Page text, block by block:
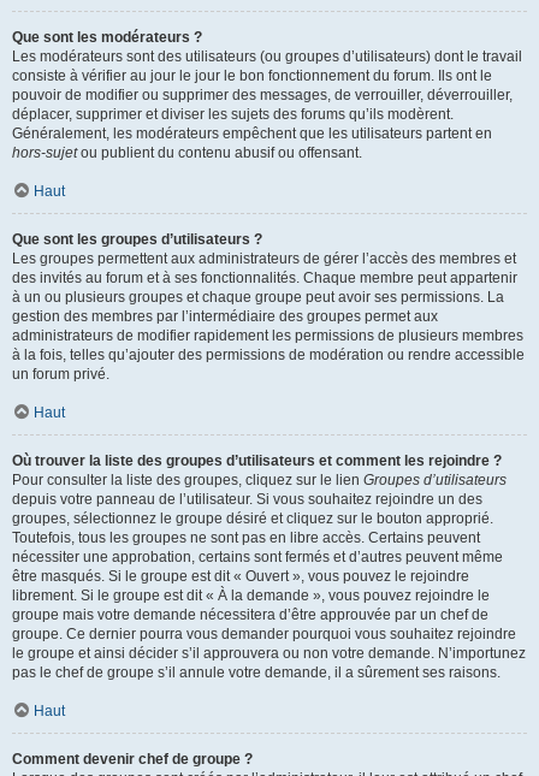
Que sont les modérateurs ?
Les modérateurs sont des utilisateurs (ou groupes d’utilisateurs) dont le travail
consiste à vérifier au jour le jour le bon fonctionnement du forum. Ils ont le
pouvoir de modifier ou supprimer des messages, de verrouiller, déverrouiller,
déplacer, supprimer et diviser les sujets des forums qu’ils modèrent.
Généralement, les modérateurs empêchent que les utilisateurs partent en
hors-sujetou publient du contenu abusif ou offensant.
Haut
Que sont les groupes d’utilisateurs ?
Les groupes permettent aux administrateurs de gérer l’accès des membres et
des invités au forum et à ses fonctionnalités. Chaque membre peut appartenir
à un ou plusieurs groupes et chaque groupe peut avoir ses permissions. La
gestion des membres par l’intermédiaire des groupes permet aux
administrateurs de modifier rapidement les permissions de plusieurs membres
à la fois, telles qu’ajouter des permissions de modération ou rendre accessible
un forum privé.
Haut
Où trouver la liste des groupes d’utilisateurs et comment les rejoindre ?
Pour consulter la liste des groupes, cliquez sur le lien Groupes d’utilisateurs
depuis votre panneau de l’utilisateur. Si vous souhaitez rejoindre un des
groupes, sélectionnez le groupe désiré et cliquez sur le bouton approprié.
Toutefois, tous les groupes ne sont pas en libre accès. Certains peuvent
nécessiter une approbation, certains sont fermés et d’autres peuvent même
être masqués. Si le groupe est dit « Ouvert », vous pouvez le rejoindre
librement. Si le groupe est dit « À la demande », vous pouvez rejoindre le
groupe mais votre demande nécessitera d’être approuvée par un chef de
groupe. Ce dernier pourra vous demander pourquoi vous souhaitez rejoindre
le groupe et ainsi décider s’il approuvera ou non votre demande. N’importunez
pas le chef de groupe s’il annule votre demande, il a sûrement ses raisons.
Haut
Comment devenir chef de groupe ?